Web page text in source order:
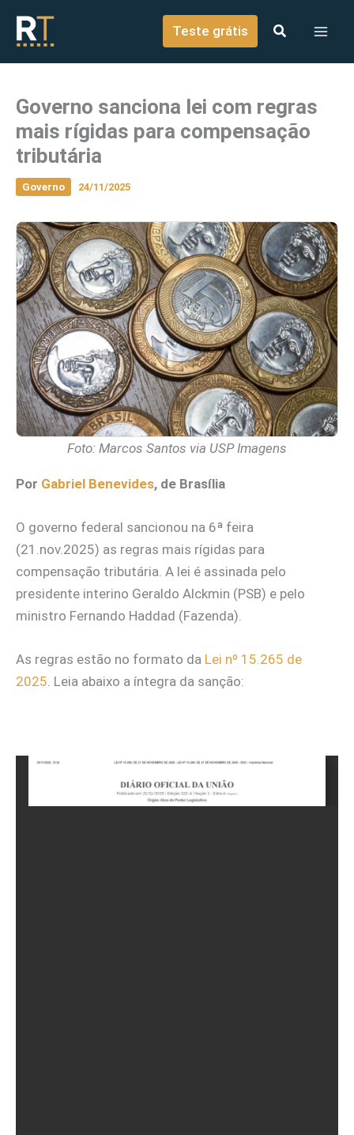
conteúdo
Teste grátis
Governo sanciona lei com regras
mais rígidas para compensação
tributária
Governo 24/11/2025
Foto: Marcos Santos via USP Imagens
Por Gabriel Benevides, de Brasília
O governo federal sancionou na 6ª feira
(21.nov.2025) as regras mais rígidas para
compensação tributária. A lei é assinada pelo
presidente interino Geraldo Alckmin (PSB) e pelo
ministro Fernando Haddad (Fazenda).
As regras estão no formato da Lei nº 15.265 de
2025. Leia abaixo a íntegra da sanção: